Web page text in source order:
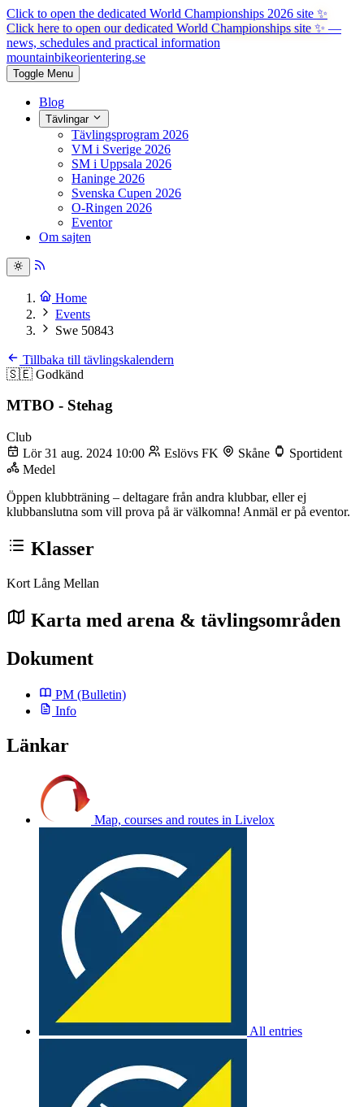
Click to open the dedicated World Championships 2026 site ✨
Click here to open our dedicated World Championships site ✨ —
news, schedules and practical information
mountainbikeorientering.se
Toggle Menu
Blog
Tävlingar
Tävlingsprogram 2026
VM i Sverige 2026
SM i Uppsala 2026
Haninge 2026
Svenska Cupen 2026
O-Ringen 2026
Eventor
Om sajten
Home
Events
Swe 50843
Tillbaka till tävlingskalendern
🇸🇪 Godkänd
MTBO - Stehag
Club
Lör 31 aug. 2024 10:00
Eslövs FK Skåne
Sportident
Medel
Öppen klubbträning – deltagare från andra klubbar, eller ej
klubbanslutna som vill prova på är välkomna! Anmäl er på eventor.
Klasser
Kort Lång Mellan
Karta med arena & tävlingsområden
Dokument
PM (Bulletin)
Info
Länkar
Map, courses and routes in Livelox
All entries